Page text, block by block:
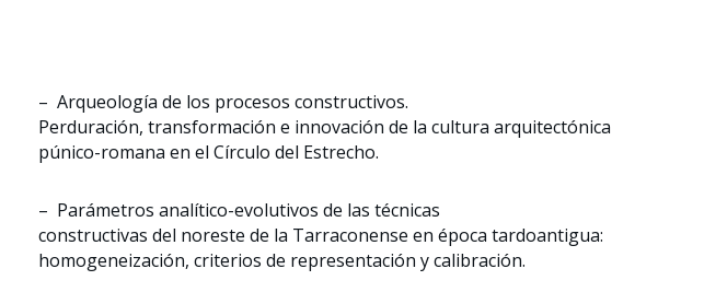
– Arqueología de los procesos constructivos.
Perduración, transformación e innovación de la cultura arquitectónica
púnico-romana en el Círculo del Estrecho.
– Parámetros analítico-evolutivos de las técnicas
constructivas del noreste de la Tarraconense en época tardoantigua:
homogeneización, criterios de representación y calibración.